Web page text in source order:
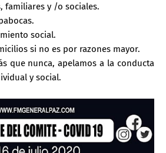
familiares y /o sociales.
social.
si no es por razones mayor.
que nunca, apelamos a la conducta
y social.